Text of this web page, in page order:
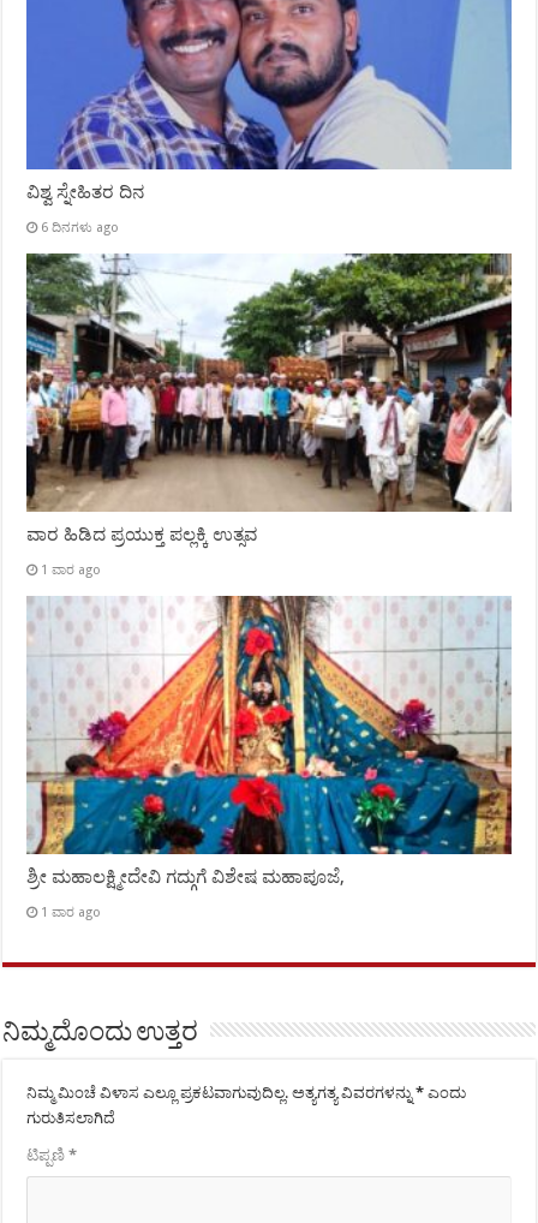
ವಿಶ್ವ ಸ್ನೇಹಿತರ ದಿನ
6 ದಿನಗಳು ago
ವಾರ ಹಿಡಿದ ಪ್ರಯುಕ್ತ ಪಲ್ಲಕ್ಕಿ ಉತ್ಸವ
1 ವಾರ ago
ಶ್ರೀ ಮಹಾಲಕ್ಷ್ಮೀದೇವಿ ಗದ್ಗುಗೆ ವಿಶೇಷ ಮಹಾಪೂಜೆ,
1 ವಾರ ago
ನಿಮ್ಮದೊಂದು ಉತ್ತರ
ನಿಮ್ಮ ಮಿಂಚೆ ವಿಳಾಸ ಎಲ್ಲೂ ಪ್ರಕಟವಾಗುವುದಿಲ್ಲ. ಅತ್ಯಗತ್ಯ ವಿವರಗಳನ್ನು* ಎಂದು
ಗುರುತಿಸಲಾಗಿದೆ
ಟಿಪ್ಪಣಿ*